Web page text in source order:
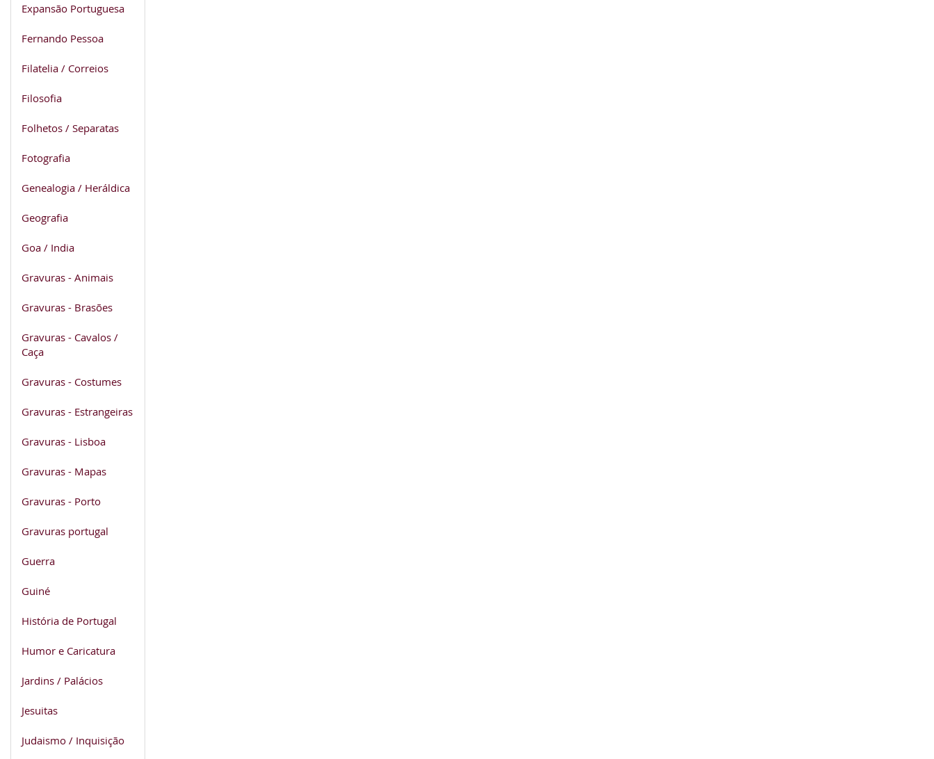
Expansão Portuguesa
Fernando Pessoa
Filatelia / Correios
Filosofia
Folhetos / Separatas
Fotografia
Genealogia / Heráldica
Geografia
Goa / India
Gravuras - Animais
Gravuras - Brasões
Gravuras - Cavalos /
Caça
Gravuras - Costumes
Gravuras - Estrangeiras
Gravuras - Lisboa
Gravuras - Mapas
Gravuras - Porto
Gravuras portugal
Guerra
Guiné
História de Portugal
Humor e Caricatura
Jardins / Palácios
Jesuitas
Judaismo / Inquisição